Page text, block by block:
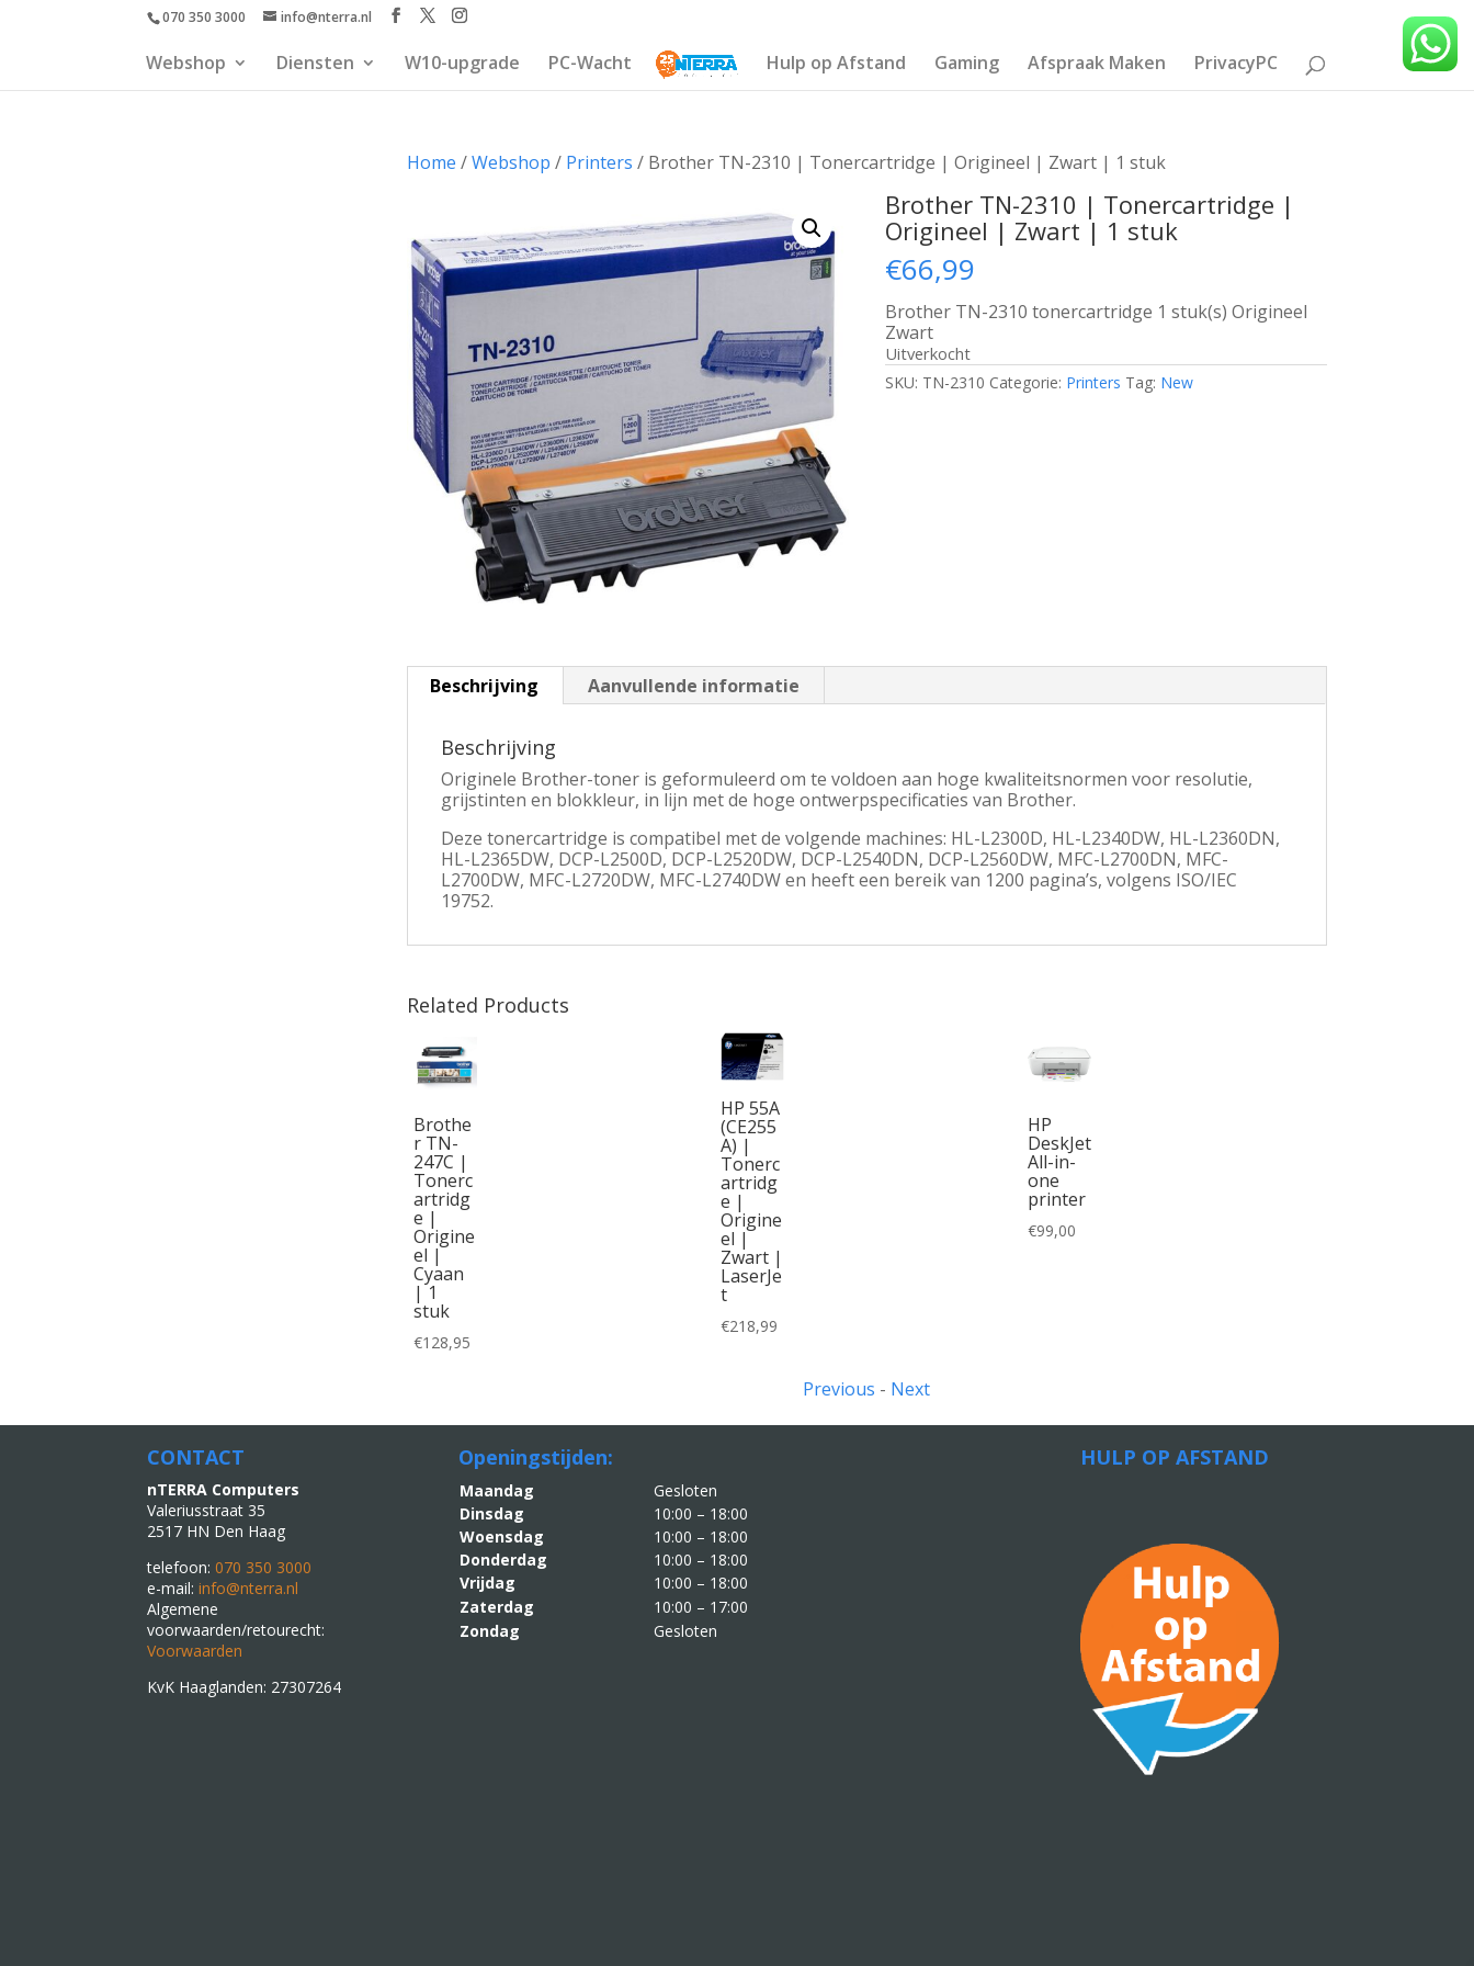
070 350 3000 info@nterra.nl
Webshop Diensten W10-upgrade PC-Wacht Hulp op Afstand Gaming Afspraak Maken PrivacyPC
Home /Webshop / Printers / Brother TN-2310 | Tonercartridge | Origineel | Zwart | 1 stuk
Brother TN-2310 | Tonercartridge |
Origineel | Zwart | 1 stuk
€66,99
Brother TN-2310 tonercartridge 1 stuk(s) Origineel
Zwart
Uitverkocht
SKU: TN-2310 Categorie: Printers Tag: New
Beschrijving Aanvullende informatie
Beschrijving
Originele Brother-toner is geformuleerd om te voldoen aan hoge kwaliteitsnormen voor resolutie,
grijstinten en blokkleur, in lijn met de hoge ontwerpspecificaties van Brother.
Deze tonercartridge is compatibel met de volgende machines: HL-L2300D, HL-L2340DW, HL-L2360DN,
HL-L2365DW, DCP-L2500D, DCP-L2520DW, DCP-L2540DN, DCP-L2560DW, MFC-L2700DN, MFC-
L2700DW, MFC-L2720DW, MFC-L2740DW en heeft een bereik van 1200 pagina’s, volgens ISO/IEC
19752.
Related Products
Brothe
r TN-
247C |
Tonerc
artridg
e |
Origine
el |
Cyaan
| 1
stuk
€128,95
HP 55A
(CE255
A) |
Tonerc
artridg
e |
Origine
el |
Zwart |
LaserJe
t
€218,99
HP
DeskJet
All-in-
one
printer
€99,00
Previous - Next
CONTACT
nTERRA Computers
Valeriusstraat 35
2517 HN Den Haag
telefoon:070 350 3000
e-mail:info@nterra.nl
Algemene
voorwaarden/retourecht:
Voorwaarden
KvK Haaglanden: 27307264
Openingstijden:
Maandag
Gesloten
Dinsdag
10:00 – 18:00
Woensdag
10:00 – 18:00
Donderdag
10:00 – 18:00
Vrijdag
10:00 – 18:00
Zaterdag
10:00 – 17:00
Zondag
Gesloten
HULP OP AFSTAND